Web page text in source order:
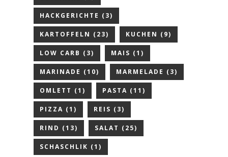
HACKGERICHTE (3)
KARTOFFELN (23) KUCHEN (9)
LOW CARB (3) MAIS (1)
MARINADE (10) MARMELADE (3)
OMLETT (1) PASTA (11)
PIZZA (1) REIS (3)
RIND (13) SALAT (25)
SCHASCHLIK (1)